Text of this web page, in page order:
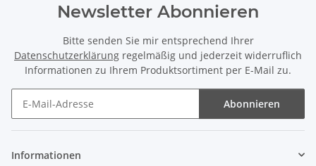
Newsletter Abonnieren
Bitte senden Sie mir entsprechend Ihrer
Datenschutzerklärung regelmäßig und jederzeit widerruflich
Informationen zu Ihrem Produktsortiment per E-Mail zu.
Abonnieren
Informationen